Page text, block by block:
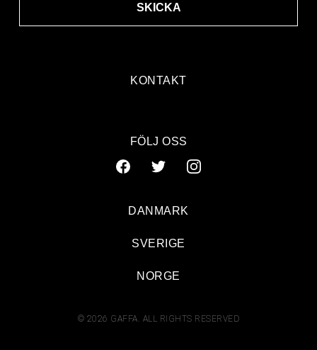
KONTAKT
SKICKA
FÖLJ OSS
© 2026 GAFFA. ALL RIGHTS RESERVED
DANMARK
SVERIGE
NORGE